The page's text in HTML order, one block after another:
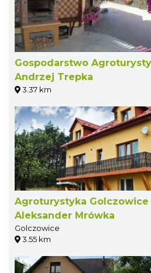
Gospodarstwo
Andrzej Trepka
3.37 km
Agroturystyka Golczowice
Aleksander Mrówka
Golczowice
3.55 km